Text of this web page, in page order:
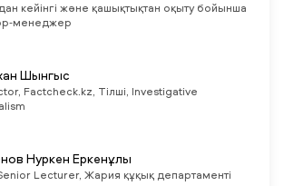
кейінгі және қашықтықтан оқыту бойынша
менеджер
Шынгыс
Factcheck.kz, Тілші, Investigative
Нуркен Еркенұлы
Lecturer, Жария құқық департаменті